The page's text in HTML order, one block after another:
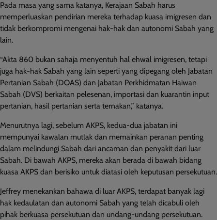
Pada masa yang sama katanya, Kerajaan Sabah harus
memperluaskan pendirian mereka terhadap kuasa imigresen dan
tidak berkompromi mengenai hak-hak dan autonomi Sabah yang
lain.
“Akta 860 bukan sahaja menyentuh hal ehwal imigresen, tetapi
juga hak-hak Sabah yang lain seperti yang dipegang oleh Jabatan
Pertanian Sabah (DOAS) dan Jabatan Perkhidmatan Haiwan
Sabah (DVS) berkaitan pelesenan, importasi dan kuarantin input
pertanian, hasil pertanian serta ternakan,” katanya.
Menurutnya lagi, sebelum AKPS, kedua-dua jabatan ini
mempunyai kawalan mutlak dan memainkan peranan penting
dalam melindungi Sabah dari ancaman dan penyakit dari luar
Sabah. Di bawah AKPS, mereka akan berada di bawah bidang
kuasa AKPS dan berisiko untuk diatasi oleh keputusan persekutuan.
Jeffrey menekankan bahawa di luar AKPS, terdapat banyak lagi
hak kedaulatan dan autonomi Sabah yang telah dicabuli oleh
pihak berkuasa persekutuan dan undang-undang persekutuan.